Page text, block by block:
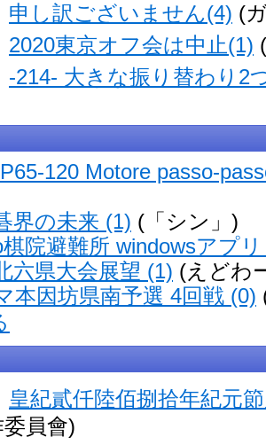
申し訳ございません(4) (
2020東京オフ会は中止(1)
-214- 大きな振り替わり2
120 Motore passo-
界の未来 (1) (「シン」)
棋院避難所 windowsアプ
六県大会展望 (1) (えどわ
本因坊県南予選 4回戦 (0)
皇紀貳仟陸佰捌拾年紀元
員會)